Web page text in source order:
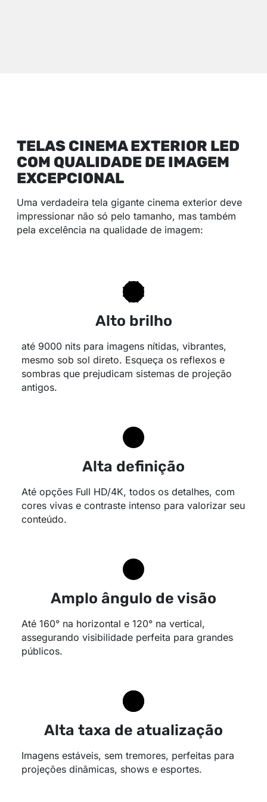
TELAS CINEMA EXTERIOR LED
COM QUALIDADE DE IMAGEM
EXCEPCIONAL
Uma verdadeira tela gigante cinema exterior deve
impressionar não só pelo tamanho, mas também
pela excelência na qualidade de imagem:
Alto brilho
até 9000 nits para imagens nítidas, vibrantes,
mesmo sob sol direto. Esqueça os reflexos e
sombras que prejudicam sistemas de projeção
antigos.
Alta definição
Até opções Full HD/4K, todos os detalhes, com
cores vivas e contraste intenso para valorizar seu
conteúdo.
Amplo ângulo de visão
Até 160° na horizontal e 120° na vertical,
assegurando visibilidade perfeita para grandes
públicos.
Alta taxa de atualização
Imagens estáveis, sem tremores, perfeitas para
projeções dinâmicas, shows e esportes.